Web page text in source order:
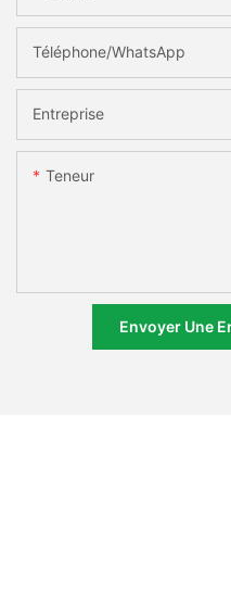
Téléphone/WhatsApp
Entreprise
Teneur
Envoyer Une